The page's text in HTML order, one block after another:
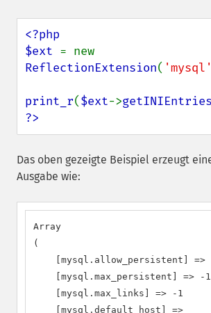
<?php
$ext
ReflectionExtension( 'mysql'
print_r($ext->getINIEntries
?>
Das oben gezeigte Beispiel erzeugt
Ausgabe wie:
Array
(
[mysql.allow_persistent] =>
    [mysql.max_persistent] => -1
    [mysql.max_links] => -1
    [mysql.default_host] =>